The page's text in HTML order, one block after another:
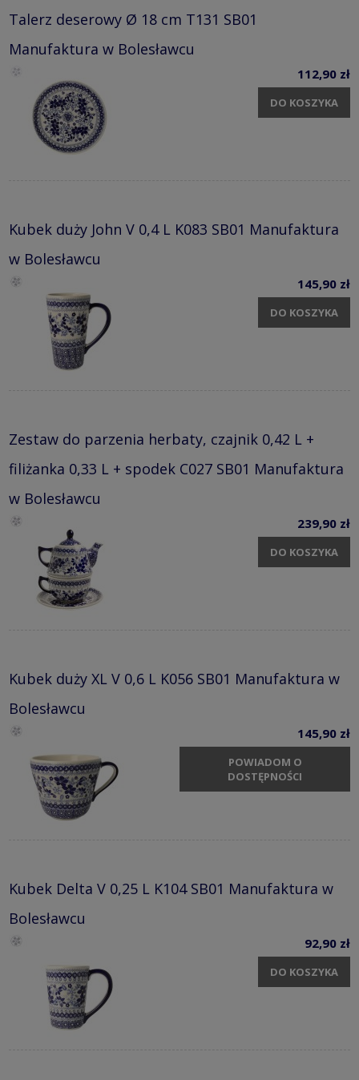
Talerz deserowy Ø 18 cm T131 SB01
Manufaktura w Bolesławcu
112,90 zł
DO KOSZYKA
Kubek duży John V 0,4 L K083 SB01 Manufaktura
w Bolesławcu
145,90 zł
DO KOSZYKA
Zestaw do parzenia herbaty, czajnik 0,42 L +
filiżanka 0,33 L + spodek C027 SB01 Manufaktura
w Bolesławcu
239,90 zł
DO KOSZYKA
Kubek duży XL V 0,6 L K056 SB01 Manufaktura w
Bolesławcu
145,90 zł
POWIADOM O
DOSTĘPNOŚCI
Kubek Delta V 0,25 L K104 SB01 Manufaktura w
Bolesławcu
92,90 zł
DO KOSZYKA